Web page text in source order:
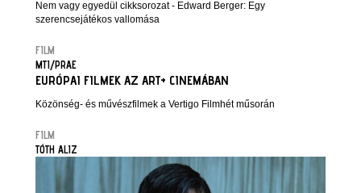
Nem vagy egyedül cikksorozat - Edward Berger: Egy
szerencsejátékos vallomása
FILM
MTI/PRAE
EURÓPAI FILMEK AZ ART+ CINEMÁBAN
Közönség- és művészfilmek a Vertigo Filmhét műsorán
FILM
TÓTH ALIZ